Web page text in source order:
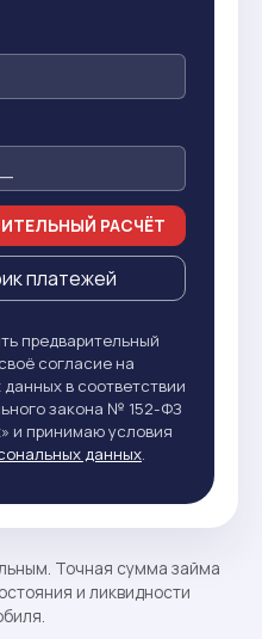
РАСЧЁТ
платежей
предварительный
согласие на
в соответствии
закона № 152-ФЗ
и принимаю условия
данных.
Точная сумма займа
и ликвидности